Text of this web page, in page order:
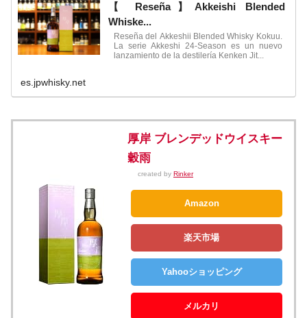
【 Reseña】Akkeishi Blended
Whiske...
Reseña del Akkeshii Blended Whisky Kokuu.
La serie Akkeshi 24-Season es un nuevo
lanzamiento de la destilería Kenken Jit...
es.jpwhisky.net
厚岸 ブレンデッドウイスキー
穀雨
created by Rinker
Amazon
楽天市場
Yahooショッピング
メルカリ